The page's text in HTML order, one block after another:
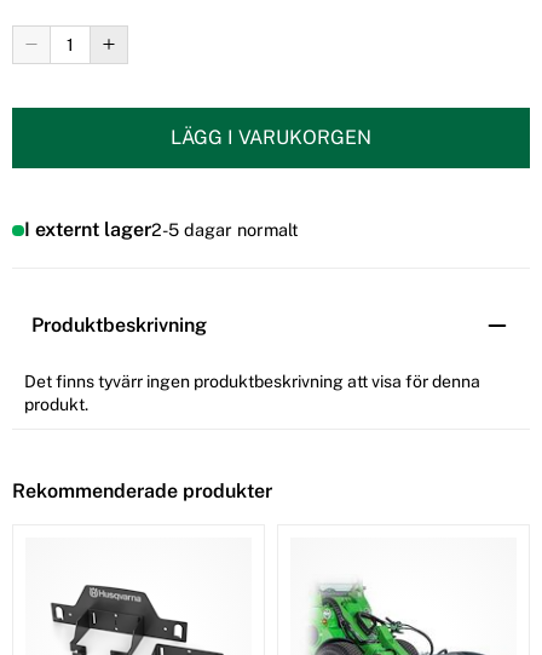
LÄGG I VARUKORGEN
I externt lager2-5 dagar normalt
Produktbeskrivning
Det finns tyvärr ingen produktbeskrivning att visa för denna
produkt.
Rekommenderade produkter